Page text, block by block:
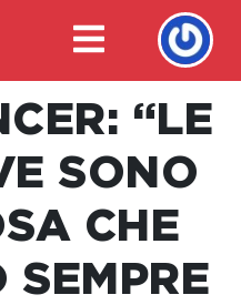
“LE
SONO
CHE
SEMPRE